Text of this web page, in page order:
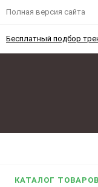
Полная версия сайта
Бесплатный подбор
КАТАЛОГ ТОВАРОВ